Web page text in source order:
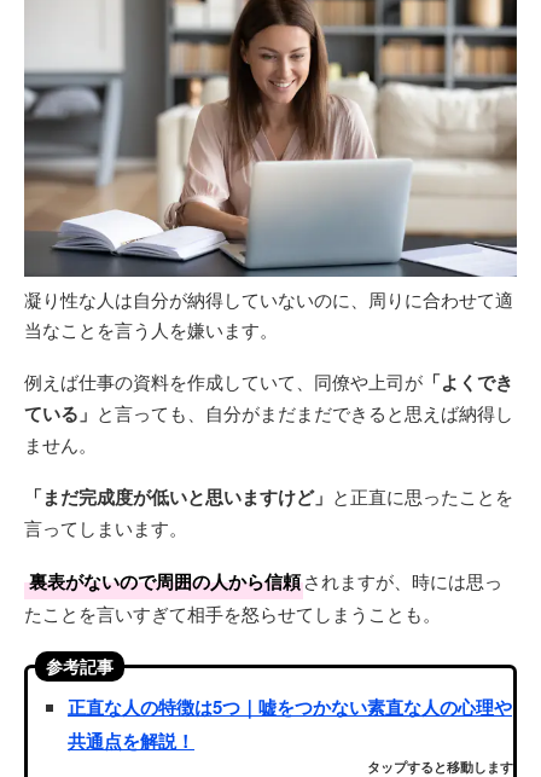
凝り性な人は自分が納得していないのに、周りに合わせて適
当なことを言う人を嫌います。
例えば仕事の資料を作成していて、同僚や上司が 「よくでき
ている」 と言っても、自分がまだまだできると思えば納得し
ません。
「まだ完成度が低いと思いますけど」 と正直に思ったことを
言ってしまいます。
裏表がないので周囲の人から信頼されますが、時には思っ
たことを言いすぎて相手を怒らせてしまうことも。
参考記事
正直な人の特徴は5つ｜嘘をつかない素直な人の心理や
共通点を解説！
タップすると移動します